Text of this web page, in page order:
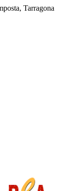
Tarragona